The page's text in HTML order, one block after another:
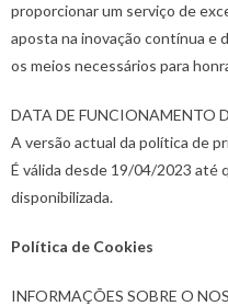
proporcionar um serviço de
aposta na inovação contínua e
os meios necessários para
DATA DE FUNCIONAMENTO
A versão actual da política de
É válida desde 19/04/2023 até
disponibilizada.
Política de Cookies
INFORMAÇÕES SOBRE O